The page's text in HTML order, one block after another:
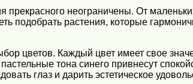
неограничены. От
растения, которые
цветов. Каждый цвет имеет свое
тона синего привнесут
глаз и дарить эстетическое